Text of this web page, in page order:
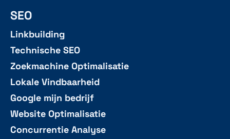
SEO
Linkbuilding
Technische SEO
Zoekmachine Optimalisatie
Lokale Vindbaarheid
Google mijn bedrijf
Website Optimalisatie
Concurrentie Analyse